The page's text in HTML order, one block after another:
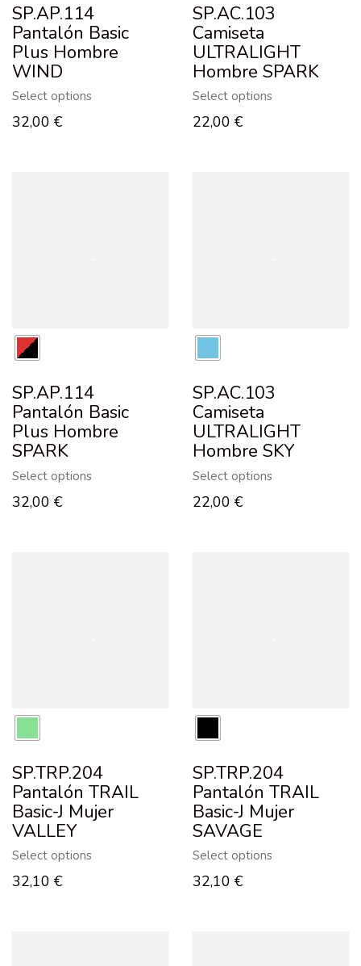
SP.AP.114
Pantalón Basic
Plus Hombre
WIND
Select options
32,00 €
SP.AC.103
Camiseta
ULTRALIGHT
Hombre SPARK
Select options
22,00 €
SP.AP.114
Pantalón Basic
Plus Hombre
SPARK
Select options
32,00 €
SP.AC.103
Camiseta
ULTRALIGHT
Hombre SKY
Select options
22,00 €
SP.TRP.204
Pantalón TRAIL
Basic-J Mujer
VALLEY
Select options
32,10 €
SP.TRP.204
Pantalón TRAIL
Basic-J Mujer
SAVAGE
Select options
32,10 €